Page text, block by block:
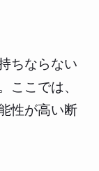
ちならない
ここでは、
性が高い断